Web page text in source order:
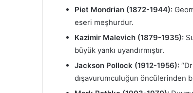
Piet Mondrian (1872-1944):
eseri meşhurdur.
Kazimir Malevich (1879-1935):
büyük yankı uyandırmıştır.
Jackson Pollock (1912-1956):
dışavurumculuğun öncülerinden